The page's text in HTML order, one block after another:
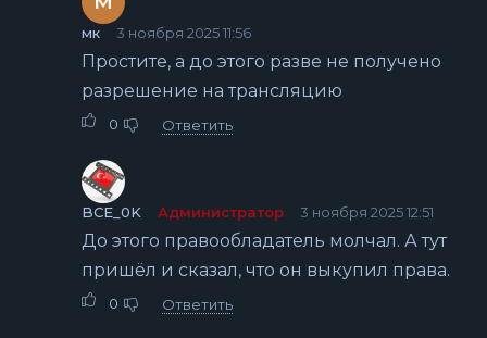
мк 3 ноября 2025 11:56
Простите, а до этого разве не получено
разрешение на трансляцию
0 Ответить
BCE_0K Администратор 3 ноября 2025 12:51
До этого правообладатель молчал. А тут
пришёл и сказал, что он выкупил права.
0 Ответить